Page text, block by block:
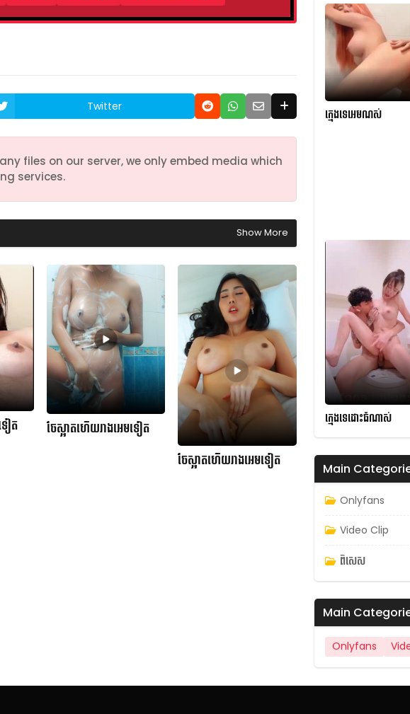
Twitter
files on our server, we only embed media which
services.
Show More
ៀត
ចែស្អាតហើយរាងអេមទៀត
ចែស្អាតហើយរាងអេមទៀត
ក្មេងទេអេមណស់
ក្មេងទេដោះធំណាស់
Main
Onlyfans
Video Clip
ពិសេស
Main
Onlyfans